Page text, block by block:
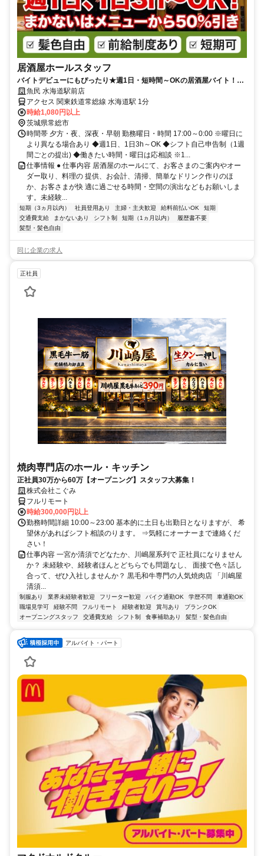
居酒屋ホールスタッフ
バイトデビューにもぴったり★週1日・短時間～OKの居酒屋バイト！充
実のマニュアル完備◎
魚民 水海道駅前店
アクセス 関東鉄道常総線 水海道駅 1分
時給1,080円以上
茨城県常総市
時間帯 夕方・夜、深夜・早朝 勤務曜日・時間 17:00～0:00 ※曜日に
より異なる場合あり ◆週1日、1日3h～OK ◆シフト自己申告制（1週
間ごとの提出) ◆働きたい時間・曜日は応相談 ※1...
仕事情報 ● 仕事内容 居酒屋のホールにて、お客さまのご案内やオー
ダー取り、料理の 提供、お会計、清掃、簡単なドリンク作りのほ
か、お客さまが快 適に過ごせる時間・空間の演出などもお願いしま
す。未経験...
短期（3ヵ月以内） 社員登用あり 主婦・主夫歓迎 給料前払いOK
短期
交通費支給
まかないあり シフト制 短期（1ヵ月以内）
履歴書不要
髪型・髪色自由
同じ企業の求人
正社員
焼肉専門店のホール・キッチン
正社員30万から60万【オープニング】スタッフ大募集！
株式会社こぐみ
フルリモート
時給300,000円以上
勤務時間詳細 10:00～23:00 基本的に土日も出勤日となりますが、 希
望休があればシフト相談のります。 ⇒気軽にオーナーまで連絡くだ
さい！
仕事内容 一宮か清須でどなたか、川嶋屋系列で 正社員になりません
か？ 未経験や、経験者ほんとどちらでも問題なし、 面接で色々話し
合って、ぜひ入社しませんか？ 黒毛和牛専門の人気焼肉店 「川嶋屋
清須...
制服あり 業界未経験者歓迎 フリーター歓迎 バイク通勤OK 学歴不問
車通勤OK
職場見学可
経験不問 フルリモート 経験者歓迎 賞与あり
ブランクOK
オープニングスタッフ
交通費支給 シフト制 食事補助あり 髪型・髪色自由
アルバイト・パート